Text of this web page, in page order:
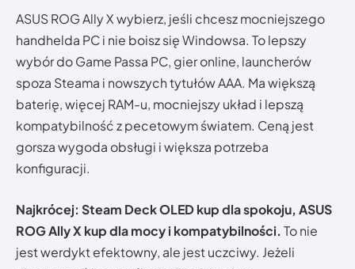
ASUS ROG Ally X wybierz, jeśli chcesz mocniejszego
handhelda PC i nie boisz się Windowsa. To lepszy
wybór do Game Passa PC, gier online, launcherów
spoza Steama i nowszych tytułów AAA. Ma większą
baterię, więcej RAM-u, mocniejszy układ i lepszą
kompatybilność z pecetowym światem. Ceną jest
gorsza wygoda obsługi i większa potrzeba
konfiguracji.
Najkrócej: Steam Deck OLED kup dla spokoju, ASUS
ROG Ally X kup dla mocy i kompatybilności. To nie
jest werdykt efektowny, ale jest uczciwy. Jeżeli